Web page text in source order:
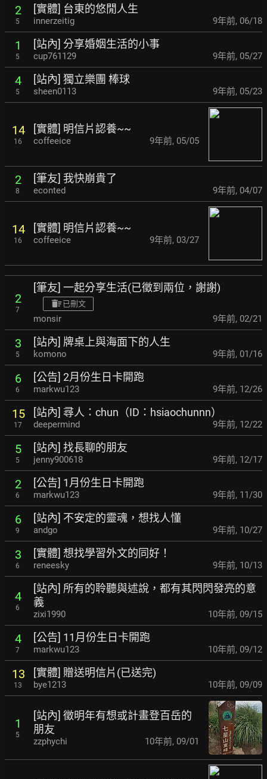
2
5
[實體] 台東的悠閒人生
innerzeitig 9年前, 06/18
1
5
[站內] 分享婚姻生活的小事
cup761129 9年前, 05/27
4
5
[站內] 獨立樂團 棒球
sheen0113 9年前, 05/23
14
16
[實體] 明信片認養~~
coffeeice 9年前, 05/05
2
8
[筆友] 我快崩貴了
econted 9年前, 04/07
14
16
[實體] 明信片認養~~
coffeeice 9年前, 03/27
2
7
[筆友] 一起分享生活(已徵到兩位，謝謝)
已刪文
monsir 9年前, 02/21
3
5
[站內] 牌桌上與海面下的人生
komono 9年前, 01/16
6
6
[公告] 2月份生日卡開跑
markwu123 9年前, 12/26
15
17
[站內] 尋人：chun（ID：hsiaochunnn）
deepermind 9年前, 12/22
5
5
[站內] 找長聊的朋友
jenny900618 9年前, 12/17
2
6
[公告] 1月份生日卡開跑
markwu123 9年前, 11/30
6
9
[站內] 不安定的靈魂，想找人懂
andgo 9年前, 10/27
3
6
[實體] 想找學習外文的同好！
reneesky 9年前, 10/13
4
6
[站內] 所有的聆聽與述說，都有其閃閃發亮的意
義
zixi1990 10年前, 09/15
4
7
[公告] 11月份生日卡開跑
markwu123 10年前, 09/12
13
13
[實體] 贈送明信片(已送完)
bye1213 10年前, 09/09
1
5
[站內] 徵明年有想或計畫登百岳的
朋友
zzphychi 10年前, 09/01